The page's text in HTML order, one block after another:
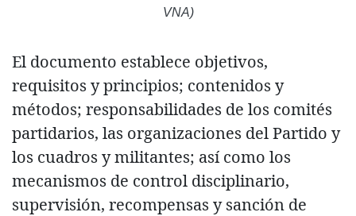
VNA)
El documento establece objetivos,
requisitos y principios; contenidos y
métodos; responsabilidades de los comités
partidarios, las organizaciones del Partido y
los cuadros y militantes; así como los
mecanismos de control disciplinario,
supervisión, recompensas y sanción de